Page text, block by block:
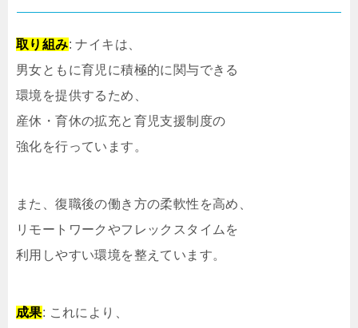
取り組み: ナイキは、
男女ともに育児に積極的に関与できる
環境を提供するため、
産休・育休の拡充と育児支援制度の
強化を行っています。
また、復職後の働き方の柔軟性を高め、
リモートワークやフレックスタイムを
利用しやすい環境を整えています。
成果: これにより、